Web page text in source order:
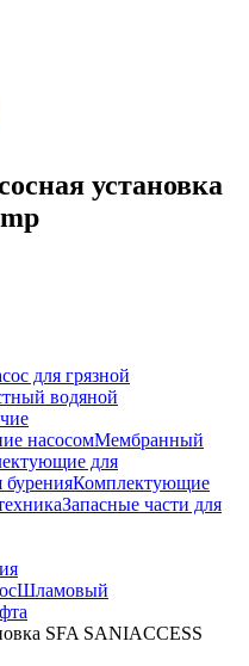
установка
для грязной
водяной
насосомМембранный
для
Комплектующие
Запасные части для
Шламовый
SFA SANIACCESS